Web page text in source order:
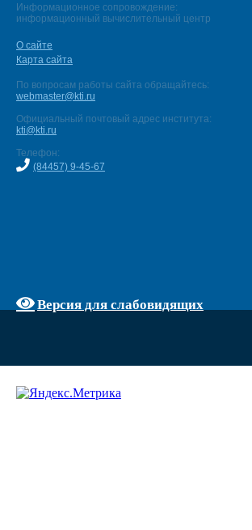
Информационное сопровождение:
информационный вычислительный центр
О сайте
Карта сайта
По вопросам работы сайта обращайтесь:
webmaster@kti.ru
Официальный почтовый адрес института:
kti@kti.ru
Телефон:
(84457) 9-45-67
Версия для слабовидящих